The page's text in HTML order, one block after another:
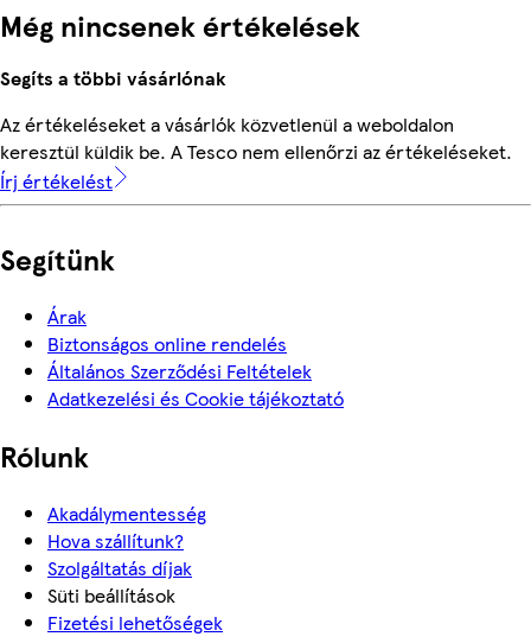
Még nincsenek értékelések
Segíts a többi vásárlónak
Az értékeléseket a vásárlók közvetlenül a weboldalon
keresztül küldik be. A Tesco nem ellenőrzi az értékeléseket.
Írj értékelést
Segítünk
Árak
Biztonságos online rendelés
Általános Szerződési Feltételek
Adatkezelési és Cookie tájékoztató
Rólunk
Akadálymentesség
Hova szállítunk?
Szolgáltatás díjak
Süti beállítások
Fizetési lehetőségek